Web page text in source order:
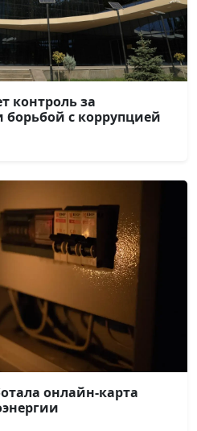
контроль за
с коррупцией
онлайн-карта